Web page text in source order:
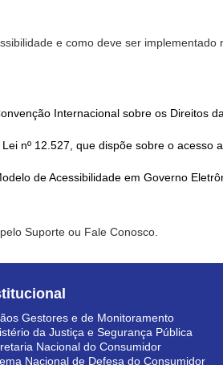
e como deve ser implementado
Internacional sobre os Direitos
nº 12.527, que dispõe sobre o acesso
de Acessibilidade em Governo
Suporte ou Fale Conosco.
Gestores e de Monitoramento
da Justiça e Segurança Pública
Nacional do Consumidor
Nacional de Defesa do Consumidor